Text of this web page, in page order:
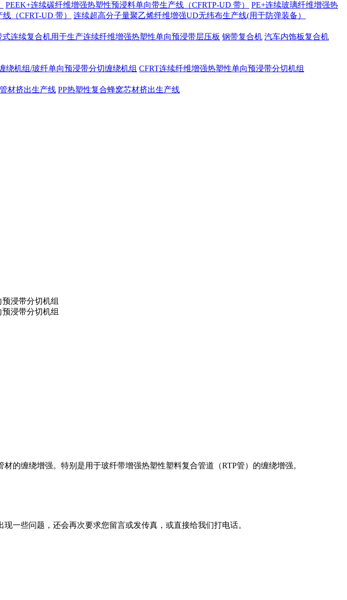
PEEK+连续碳纤维增强热塑性预浸料单向带生产线（CFRTP-UD 带）
PE+连续玻璃纤维增强热
（CFRT-UD 带）
连续超高分子量聚乙烯纤维增强UD无纬布生产线(用于防弹装备）
式连续复合机用于生产连续纤维增强热塑性单向预浸带层压板 钢带复合机 汽车内饰板复合机
绕机组/玻纤单向预浸带分切缠绕机组 CFRT连续纤维增强热塑性单向预浸带分切机组
材挤出生产线 PP热塑性复合蜂窝芯材挤出生产线
的缠绕增强。特别是用于玻纤带增强热塑性塑料复合管道（RTP管）的缠绕增强。
一些问题，还会再次要求您留言或发传真，或直接给我们打电话。